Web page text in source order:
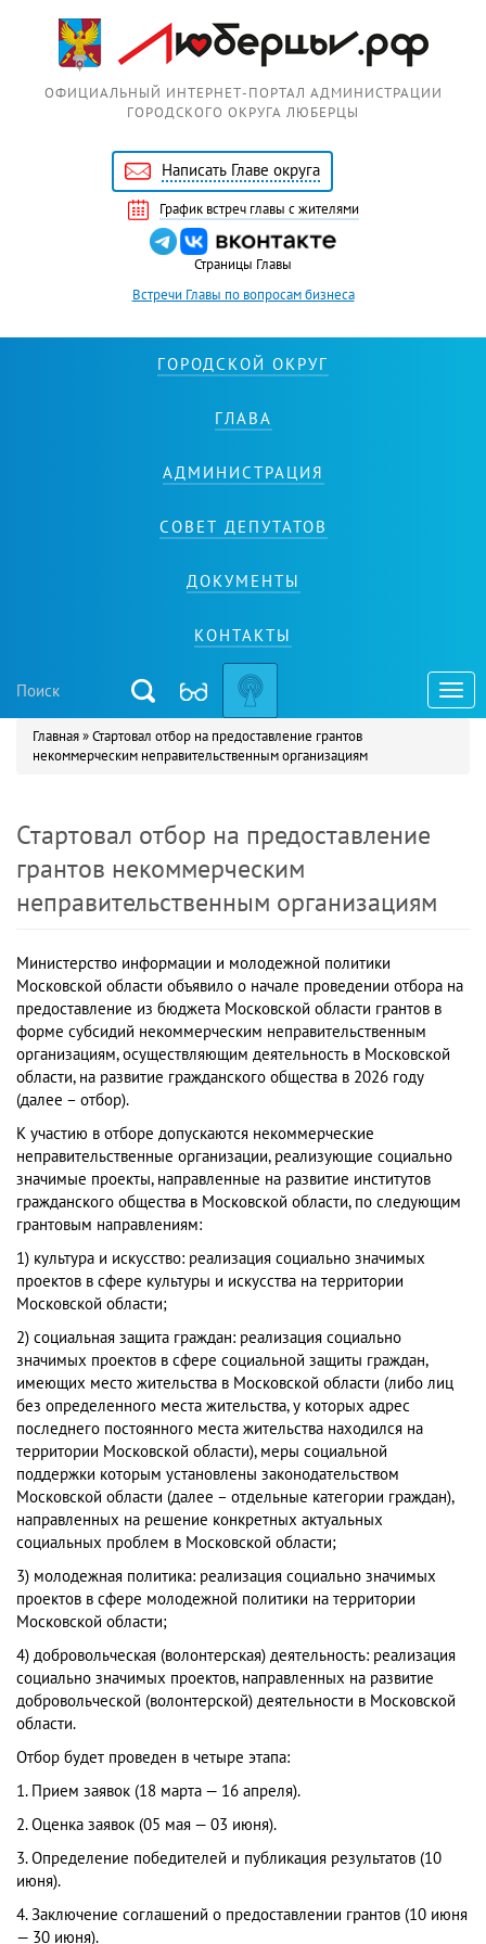
ОФИЦИАЛЬНЫЙ ИНТЕРНЕТ-ПОРТАЛ АДМИНИСТРАЦИИ
ГОРОДСКОГО ОКРУГА ЛЮБЕРЦЫ
Написать Главе округа
График встреч главы с жителями
Страницы Главы
Встречи Главы по вопросам бизнеса
ГОРОДСКОЙ ОКРУГ
ГЛАВА
АДМИНИСТРАЦИЯ
СОВЕТ ДЕПУТАТОВ
ДОКУМЕНТЫ
КОНТАКТЫ
Вы здесь
Главная»Стартовал отбор на предоставление грантов
некоммерческим неправительственным организациям
Стартовал отбор на предоставление
грантов некоммерческим
неправительственным организациям
Министерство информации и молодежной политики
Московской области объявило о начале проведении отбора на
предоставление из бюджета Московской области грантов в
форме субсидий некоммерческим неправительственным
организациям, осуществляющим деятельность в Московской
области, на развитие гражданского общества в 2026 году
(далее – отбор).
К участию в отборе допускаются некоммерческие
неправительственные организации, реализующие социально
значимые проекты, направленные на развитие институтов
гражданского общества в Московской области, по следующим
грантовым направлениям:
1) культура и искусство: реализация социально значимых
проектов в сфере культуры и искусства на территории
Московской области;
2) социальная защита граждан: реализация социально
значимых проектов в сфере социальной защиты граждан,
имеющих место жительства в Московской области (либо лиц
без определенного места жительства, у которых адрес
последнего постоянного места жительства находился на
территории Московской области), меры социальной
поддержки которым установлены законодательством
Московской области (далее – отдельные категории граждан),
направленных на решение конкретных актуальных
социальных проблем в Московской области;
3) молодежная политика: реализация социально значимых
проектов в сфере молодежной политики на территории
Московской области;
4) добровольческая (волонтерская) деятельность: реализация
социально значимых проектов, направленных на развитие
добровольческой (волонтерской) деятельности в Московской
области.
Отбор будет проведен в четыре этапа:
1. Прием заявок (18 марта — 16 апреля).
2. Оценка заявок (05 мая — 03 июня).
3. Определение победителей и публикация результатов (10
июня).
4. Заключение соглашений о предоставлении грантов (10 июня
— 30 июня).